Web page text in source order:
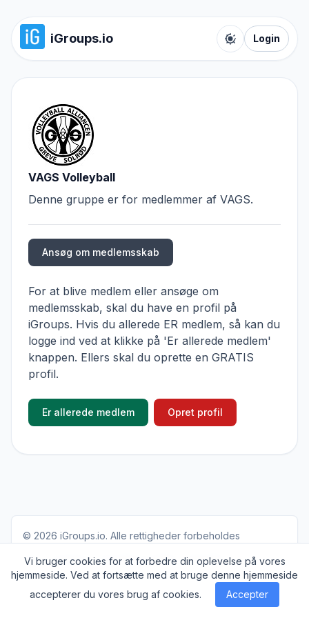
iGroups.io
Toggle color
Login
VAGS Volleyball
Denne gruppe er for medlemmer af VAGS.
Ansøg om medlemsskab
For at blive medlem eller ansøge om
medlemsskab, skal du have en profil på
iGroups. Hvis du allerede ER medlem, så kan du
logge ind ved at klikke på 'Er allerede medlem'
knappen. Ellers skal du oprette en GRATIS
profil.
Er allerede medlem Opret profil
© 2026 iGroups.io. Alle rettigheder forbeholdes
Om
Cookies Privatlivs politik Kontakt
Vi bruger cookies for at forbedre din oplevelse på vores
hjemmeside. Ved at fortsætte med at bruge denne hjemmeside
accepterer du vores brug af cookies.
Accepter